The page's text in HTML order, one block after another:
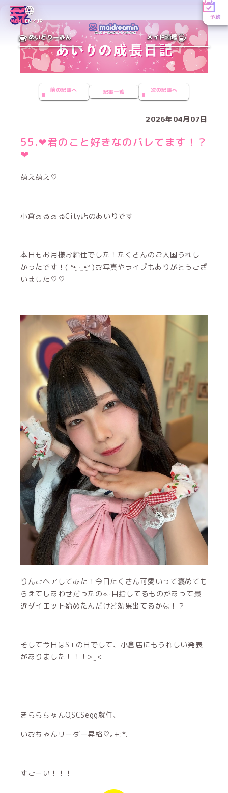
MENUEN／JP
予約
めいどりーみん メイド酒場
前の記事へ 記事一覧 次の記事へ
2026年04月07日
55.‪‪❤︎‬君のこと好きなのバレてます！？‪‪
❤︎‬
萌え萌え♡
小倉あるあるCity店のあいりです
本日もお月様お給仕でした！たくさんのご入国うれし
かったです！‎( ᐡ•͈ ·̫ •͈ᐡ )お写真やライブもありがとうござ
いました♡♡
りんごヘアしてみた！今日たくさん可愛いって褒めても
らえてしあわせだったの⟡.·目指してるものがあって最
近ダイエット始めたんだけど効果出てるかな！？
そして今日はS+の日でして、小倉店にもうれしい発表
がありました！！！> ̫ <
きららちゃんQSCSegg就任、
いおちゃんリーダー昇格♡｡+:*.
すごーい！！！